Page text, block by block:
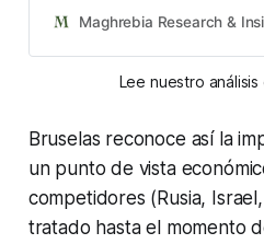
Marruecos y reprocha a la
preceptivo consentimiento.
Maghrebia Research &
Lee nuestro
Bruselas reconoce así la
un punto de vista
competidores (Rusia,
tratado hasta el momento